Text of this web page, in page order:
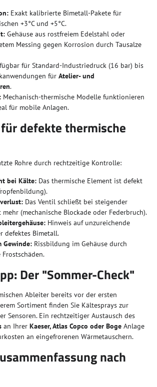
Exakt kalibrierte Bimetall-Pakete für
+3°C und +5°C.
Gehäuse aus rostfreiem Edelstahl oder
Messing gegen Korrosion durch Tausalze
für Standard-Industriedruck (16 bar) bis
für Atelier- und
.
Mechanisch-thermische Modelle funktionieren
für mobile Anlagen.
defekte thermische
Rohre durch rechtzeitige Kontrolle:
bei Kälte: Das thermische Element ist defekt
Das Ventil schließt bei steigender
(mechanische Blockade oder Federbruch).
Hinweis auf unzureichende
defektes Bimetall.
Gewinde: Rissbildung im Gehäuse durch
Der "Sommer-Check"
Ableiter bereits vor der ersten
Sortiment finden Sie Kältesprays zur
Sensoren. Ein rechtzeitiger Austausch des
an Ihrer Kaeser, Atlas Copco oder Boge Anlage
an eingefrorenen Wärmetauschern.
nach